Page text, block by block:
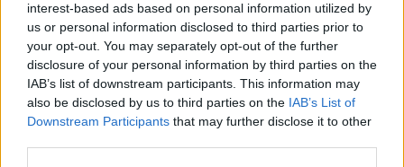
interest-based ads based on personal information utilized by
us or personal information disclosed to third parties prior to
your opt-out. You may separately opt-out of the further
disclosure of your personal information by third parties on the
IAB’s list of downstream participants. This information may
also be disclosed by us to third parties on the IAB’s List of
Downstream Participants that may further disclose it to other
Ξεκινούν οι ετήσιες Καλοκαιρινές Εκθέσεις του Φεστιβάλ
Κινηματογράφου Χανίων
7 Αυγούστου, 2026
Ισπανία: Απολιθώματα αποκαλύπτουν ότι οι πρώτοι
Ευρωπαίοι ίσως ασκούσαν κανιβαλισμό
7 Αυγούστου, 2026